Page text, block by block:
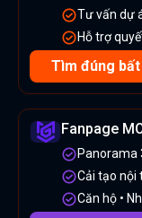
Tư vấn dự
Hỗ trợ
Tìm đúng
Fanpage
Panorama
Cải tạo nội
Căn hộ •